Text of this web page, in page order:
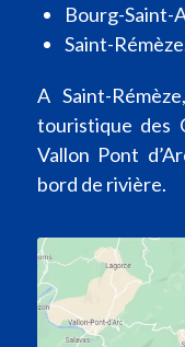
Bourg-Saint-
Saint-
A Saint-
touristique des
Vallon Pont
bord de rivière.